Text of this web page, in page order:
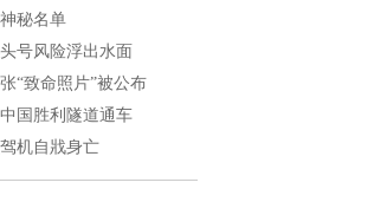
秘名单
号风险浮出水面
“致命照片”被公布
国胜利隧道通车
机自戕身亡